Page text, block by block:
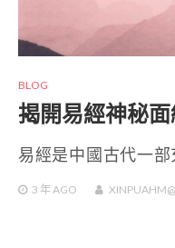
BLOG
揭開易經神秘
易經是中國古代一
3 年AGO